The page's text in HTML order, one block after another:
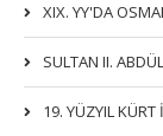
XIX. YY'DA
SULTAN II.
19. YÜZYIL KÜRT